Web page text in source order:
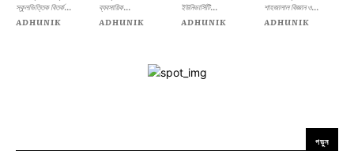
স্কুলভিত্তিক বিতর্ক...
ADHUNIK
ব্যবসায়িক...
ADHUNIK
ইউনিভার্সিটি...
ADHUNIK
শাহজালাল বিজ্ঞান ও...
ADHUNIK
পড়ুন